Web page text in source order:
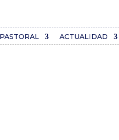
PASTORAL ACTUALIDAD